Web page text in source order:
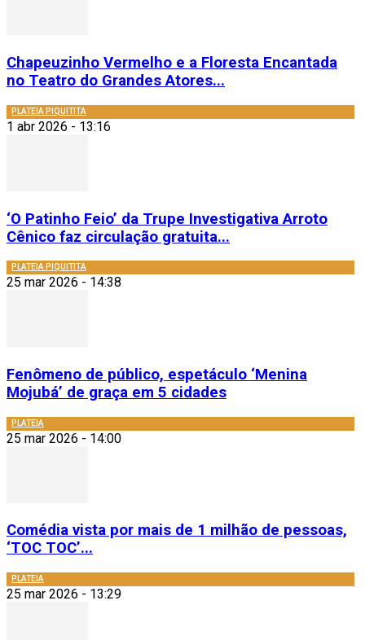
Chapeuzinho Vermelho e a Floresta Encantada
no Teatro do Grandes Atores...
PLATEIA PIQUITITA
1 abr 2026 - 13:16
‘O Patinho Feio’ da Trupe Investigativa Arroto
Cênico faz circulação gratuita...
PLATEIA PIQUITITA
25 mar 2026 - 14:38
Fenômeno de público, espetáculo ‘Menina
Mojubá’ de graça em 5 cidades
PLATEIA
25 mar 2026 - 14:00
Comédia vista por mais de 1 milhão de pessoas,
‘TOC TOC’...
PLATEIA
25 mar 2026 - 13:29